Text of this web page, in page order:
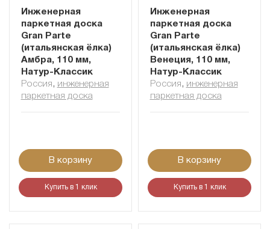
Инженерная
паркетная доска
Gran Parte
(итальянская ёлка)
Амбра, 110 мм,
Натур-Классик
Россия , инженерная
паркетная доска
В корзину
Купить в 1 клик
Инженерная
паркетная доска
Gran Parte
(итальянская ёлка)
Венеция, 110 мм,
Натур-Классик
Россия , инженерная
паркетная доска
В корзину
Купить в 1 клик